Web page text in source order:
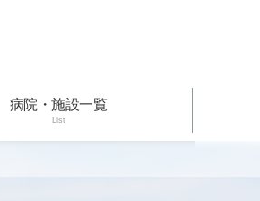
病院・施設一覧
List